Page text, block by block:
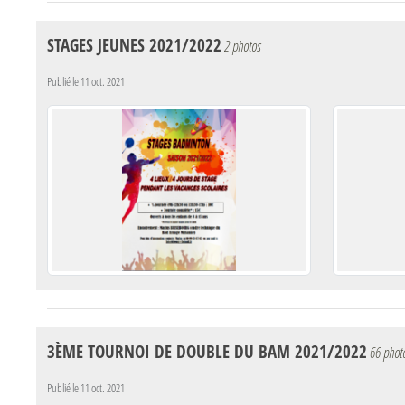
STAGES JEUNES 2021/20222 photos
Publié le11 oct. 2021
3ÈME TOURNOI DE DOUBLE DU BAM 2021/202266
Publié le11 oct. 2021